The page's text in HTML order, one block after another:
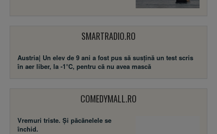
SMARTRADIO.RO
Austria| Un elev de 9 ani a fost pus să susţină un test scris
în aer liber, la -1°C, pentru că nu avea mască
COMEDYMALL.RO
Vremuri triste. Şi păcănelele se
închid.